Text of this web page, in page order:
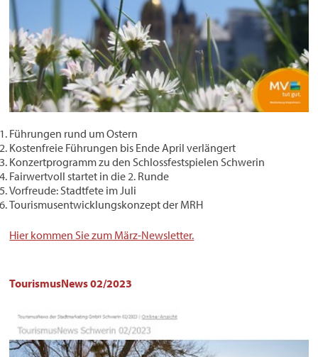
Führungen rund um Ostern
Kostenfreie Führungen bis Ende April verlängert
Konzertprogramm zu den Schlossfestspielen Schwerin
Fairwertvoll startet in die 2. Runde
Vorfreude: Stadtfete im Juli
Tourismusentwicklungskonzept der MRH
Hier kommen Sie zum März-Newsletter.
TourismusNews 02/2023